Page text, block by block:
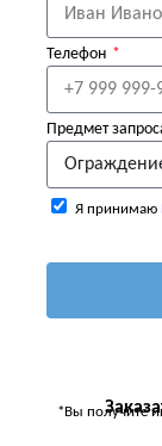
Телефон
Предмет
Я принимаю
*Вы получите